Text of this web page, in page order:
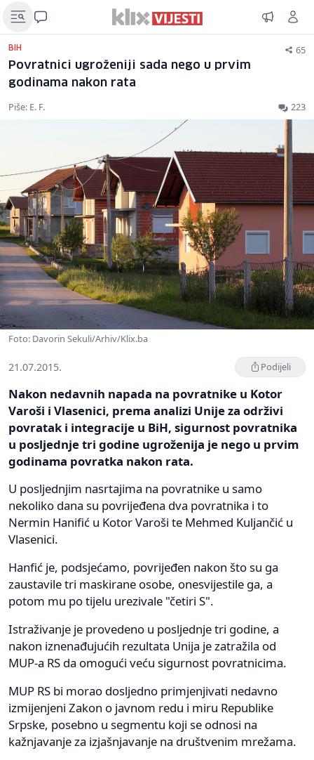
BIH 65
Povratnici ugroženiji sada nego u prvim
godinama nakon rata
Piše: E. F. 223
Foto: Davorin Sekuli/Arhiv/Klix.ba
21.07.2015. Podijeli
Nakon nedavnih napada na povratnike u Kotor
Varoši i Vlasenici, prema analizi Unije za održivi
povratak i integracije u BiH, sigurnost povratnika
u posljednje tri godine ugroženija je nego u prvim
godinama povratka nakon rata.
U posljednjim nasrtajima na povratnike u samo
nekoliko dana su povrijeđena dva povratnika i to
Nermin Hanifić u Kotor Varoši te Mehmed Kuljančić u
Vlasenici.
Hanfić je, podsjećamo, povrijeđen nakon što su ga
zaustavile tri maskirane osobe, onesvijestile ga, a
potom mu po tijelu urezivale "četiri S".
Istraživanje je provedeno u posljednje tri godine, a
nakon iznenađujućih rezultata Unija je zatražila od
MUP-a RS da omogući veću sigurnost povratnicima.
MUP RS bi morao dosljedno primjenjivati nedavno
izmijenjeni Zakon o javnom redu i miru Republike
Srpske, posebno u segmentu koji se odnosi na
kažnjavanje za izjašnjavanje na društvenim mrežama.